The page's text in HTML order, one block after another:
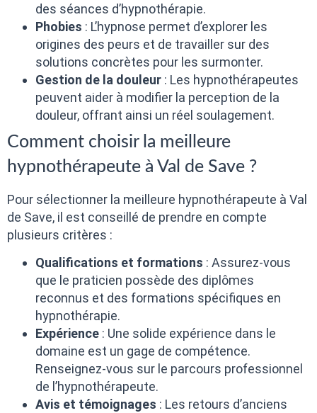
des séances d’hypnothérapie.
Phobies : L’hypnose permet d’explorer les
origines des peurs et de travailler sur des
solutions concrètes pour les surmonter.
Gestion de la douleur : Les hypnothérapeutes
peuvent aider à modifier la perception de la
douleur, offrant ainsi un réel soulagement.
Comment choisir la meilleure
hypnothérapeute à Val de Save ?
Pour sélectionner la meilleure hypnothérapeute à Val
de Save, il est conseillé de prendre en compte
plusieurs critères :
Qualifications et formations : Assurez-vous
que le praticien possède des diplômes
reconnus et des formations spécifiques en
hypnothérapie.
Expérience : Une solide expérience dans le
domaine est un gage de compétence.
Renseignez-vous sur le parcours professionnel
de l’hypnothérapeute.
Avis et témoignages : Les retours d’anciens